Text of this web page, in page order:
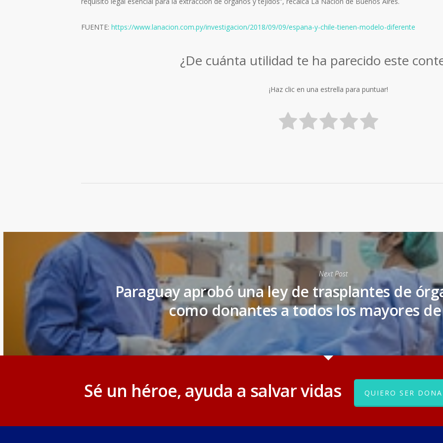
FUENTE: https://www.lanacion.com.py/investigacion/2018/09/09/espana-y-chile-tienen-modelo-diferente
¿De cuánta utilidad te ha parecido este
¡Haz clic en una estrella para puntuar!
Next Post
Paraguay aprobó una ley de trasplantes de
como donantes a todos los mayores
Sé un héroe, ayuda a salvar vidas QUIERO SER